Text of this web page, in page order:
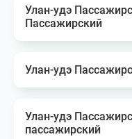
Улан-удэ
Пассажирский
Улан-удэ
Улан-удэ
пассажирский